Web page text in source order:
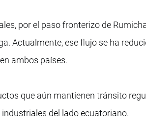
por el paso fronterizo de
Actualmente, ese flujo se ha
ambos países.
que aún mantienen tránsito
del lado ecuatoriano.